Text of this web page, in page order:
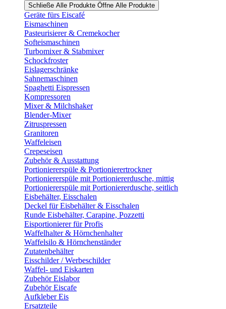
Schließe Alle Produkte Öffne Alle Produkte
Geräte fürs Eiscafé
Eismaschinen
Pasteurisierer & Cremekocher
Softeismaschinen
Turbomixer & Stabmixer
Schockfroster
Eislagerschränke
Sahnemaschinen
Spaghetti Eispressen
Kompressoren
Mixer & Milchshaker
Blender-Mixer
Zitruspressen
Granitoren
Waffeleisen
Crepeseisen
Zubehör & Ausstattung
Portioniererspüle & Portionierertrockner
Portioniererspüle mit Portioniererdusche, mittig
Portioniererspüle mit Portioniererdusche, seitlich
Eisbehälter, Eisschalen
Deckel für Eisbehälter & Eisschalen
Runde Eisbehälter, Carapine, Pozzetti
Eisportionierer für Profis
Waffelhalter & Hörnchenhalter
Waffelsilo & Hörnchenständer
Zutatenbehälter
Eisschilder / Werbeschilder
Waffel- und Eiskarten
Zubehör Eislabor
Zubehör Eiscafe
Aufkleber Eis
Ersatzteile